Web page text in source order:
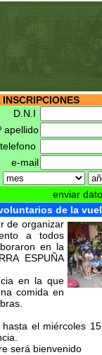
D.N.I
apellido
telefono
e-mail
enviar
de la
de organizar
a todos
en la
ESPUÑA
en la que
comida en
el miércoles
será bienvenido